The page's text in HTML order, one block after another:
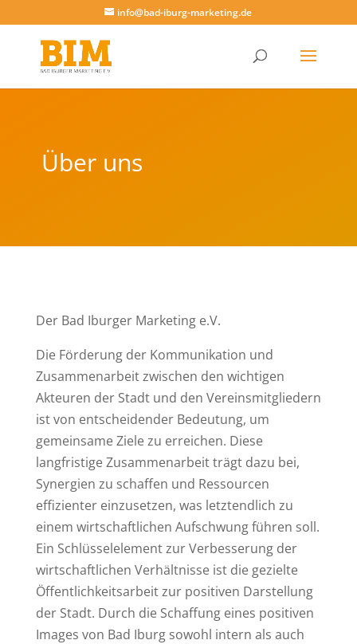
info@bad-iburg-marketing.de
Über uns
Der Bad Iburger Marketing e.V.
Die Förderung der Kommunikation und
Zusammenarbeit zwischen den wichtigen
Akteuren der Stadt und den Vereinsmitgliedern
ist von entscheidender Bedeutung, um
gemeinsame Ziele zu erreichen. Diese
langfristige Zusammenarbeit trägt dazu bei,
Synergien zu schaffen und Ressourcen
effizienter einzusetzen, was letztendlich zu
einem wirtschaftlichen Aufschwung führen soll.
Ein Schlüsselelement zur Verbesserung der
wirtschaftlichen Verhältnisse ist die gezielte
Öffentlichkeitsarbeit zur positiven Darstellung
der Stadt. Durch die Schaffung eines positiven
Images von Bad Iburg sowohl intern als auch